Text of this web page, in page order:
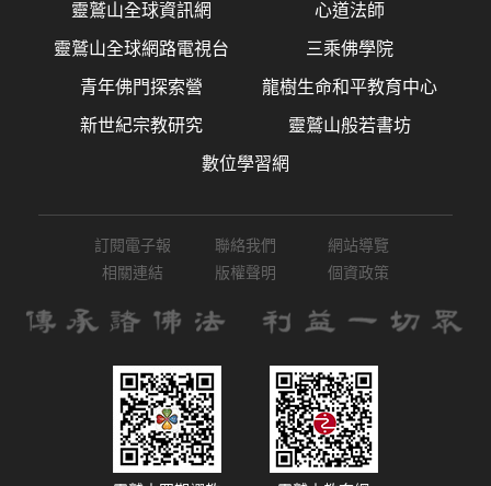
靈鷲山全球資訊網 心道法師
靈鷲山全球網路電視台 三乘佛學院
青年佛門探索營 龍樹生命和平教育中心
新世紀宗教研究 靈鷲山般若書坊
數位學習網
訂閱電子報 聯絡我們
網站導覽
相關連結
版權聲明 個資政策